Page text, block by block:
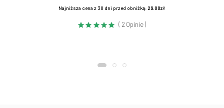
Najniższa cena z 30 dni przed obniżką:29.00zł
( 2 Opinie )